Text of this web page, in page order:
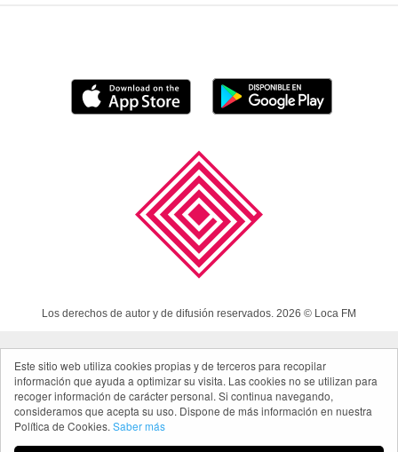
Este sitio web utiliza cookies propias y de terceros para recopilar
información que ayuda a optimizar su visita. Las cookies no se utilizan para
recoger información de carácter personal. Si continua navegando,
consideramos que acepta su uso. Dispone de más información en nuestra
Política de Cookies. Saber más
Los derechos de autor y de difusión reservados. 2026 © Loca FM
Aviso Legal
Política de cookies
Política de privacidad App